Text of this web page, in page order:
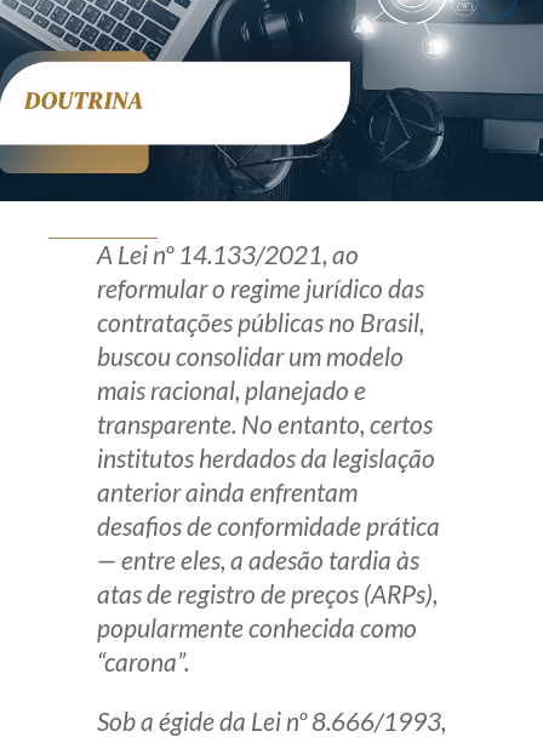
Capacitação
Eventos presenciais
Zênite in Company
Receba por RSS
Av. Sete de Setembro, 4698
Batel Curitiba/PR CEP80240-000
Telefone (41) 2109-8666
Whatsapp (41) 98881-6616
A Lei nº 14.133/2021, ao
reformular o regime jurídico das
contratações públicas no Brasil,
buscou consolidar um modelo
mais racional, planejado e
transparente. No entanto, certos
institutos herdados da legislação
anterior ainda enfrentam
desafios de conformidade prática
— entre eles, a adesão tardia às
atas de registro de preços (ARPs),
popularmente conhecida como
“carona”.
Sob a égide da Lei nº 8.666/1993,